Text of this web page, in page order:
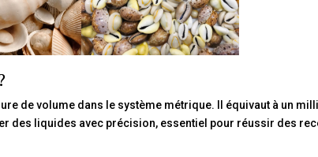
de volume dans le système métrique. Il équivaut à un
des liquides avec précision, essentiel pour réussir des